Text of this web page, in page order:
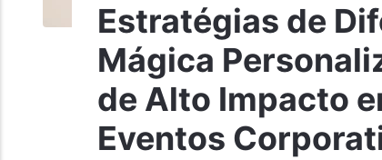
Estratégias de
Mágica
de Alto Impacto
Eventos